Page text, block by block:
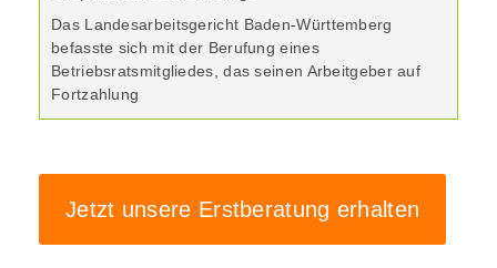
Das Landesarbeitsgericht Baden-Württemberg
befasste sich mit der Berufung eines
Betriebsratsmitgliedes, das seinen Arbeitgeber auf
Fortzahlung
Jetzt unsere Erstberatung erhalten